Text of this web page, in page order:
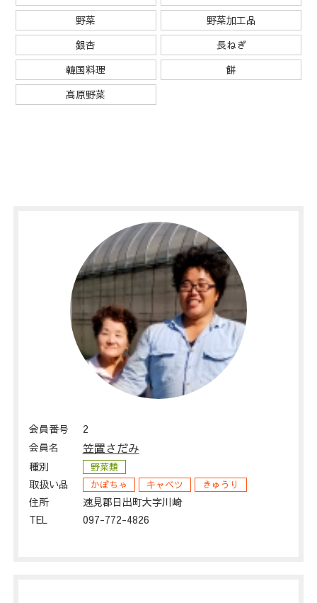
野菜
野菜加工品
銀杏
長ねぎ
韓国料理
餅
高原野菜
会員番号
2
会員名
笠置さだみ
種別 野菜類
取扱い品 かぼちゃ キャベツ きゅうり
住所
速見郡日出町大字川崎
TEL
097-772-4826